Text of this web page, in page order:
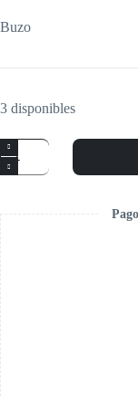
Buzo
3 disponibles